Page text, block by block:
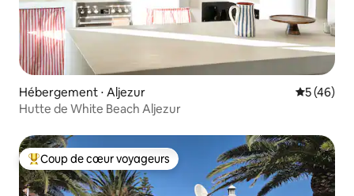
Hébergement ⋅ Aljezur
5 (46)
Hutte de White Beach Aljezur
Coups de cœur voyageurs les plus appréciés
Coup de cœur voyageurs